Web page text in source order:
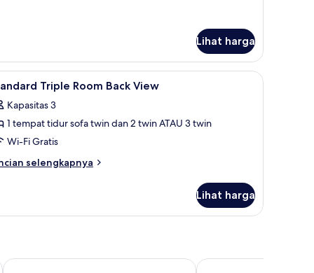
Lihat harga
saluran TV satelit dan TV Selimut bulu angsa, minibar, brankas, dan
4 Triple Room Back View
Kapasitas 3
1 tempat tidur sofa twin dan 2 twin ATAU 3 twin
Wi-Fi Gratis
selengkapnya
Lihat harga
Steigenberger Aqua Magic Hotel The Grand Resort